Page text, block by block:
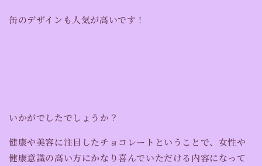
缶のデザインも人気が高いです！
いかがでしたでしょうか？
健康や美容に注目したチョコレートということで、女性や
健康意識の高い方にかなり喜んでいただける内容になって